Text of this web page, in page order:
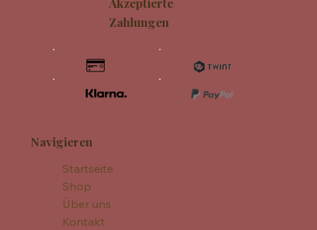
Navigieren
Startseite
Shop
Über uns
Kontakt
Zahlungen